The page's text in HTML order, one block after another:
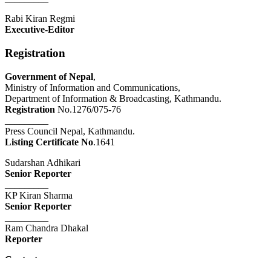
Rabi Kiran Regmi
Executive-Editor
Registration
Government of Nepal,
Ministry of Information and Communications,
Department of Information & Broadcasting, Kathmandu.
Registration No.1276/075-76
Press Council Nepal, Kathmandu.
Listing Certificate No.1641
Sudarshan Adhikari
Senior Reporter
KP Kiran Sharma
Senior Reporter
Ram Chandra Dhakal
Reporter